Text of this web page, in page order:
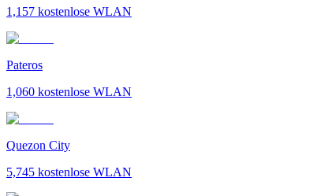
1,157 kostenlose WLAN
Pateros
1,060 kostenlose WLAN
Quezon City
5,745 kostenlose WLAN